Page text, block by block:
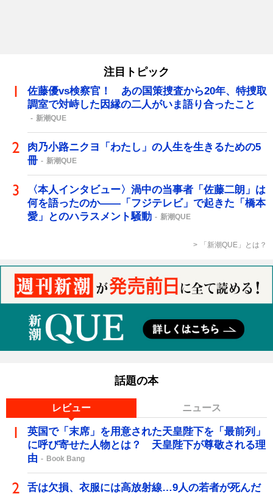
注目トピック
佐藤優vs検察官！ あの国策捜査から20年、特捜取
調室で対峙した因縁の二人がいま語り合ったこと
新潮QUE
肉乃小路ニクヨ「わたし」の人生を生きるための5
冊
新潮QUE
〈本人インタビュー〉渦中の当事者「佐藤二朗」は
何を語ったのか――「フジテレビ」で起きた「橋本
愛」とのハラスメント騒動
新潮QUE
「新潮QUE」とは？
話題の本
レビュー ニュース
英国で「末席」を用意された天皇陛下を「最前列」
に呼び寄せた人物とは？ 天皇陛下が尊敬される理
由
Book Bang
舌は欠損、衣服には高放射線…9人の若者が死んだ